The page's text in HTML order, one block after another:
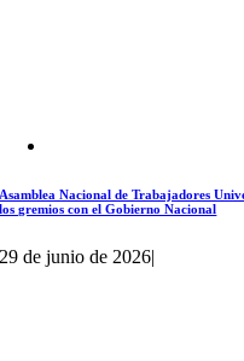
Asamblea Nacional de Trabajadores
los gremios con el Gobierno Nacional
29 de junio de 2026|